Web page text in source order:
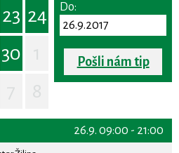
23 24
30
Do:
Pošli nám tip
26.9. 09:00 - 21:00